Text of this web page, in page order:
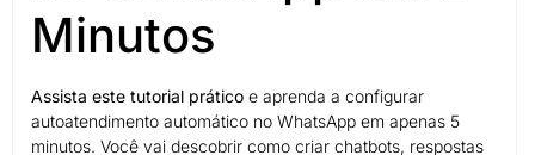
Minutos
Assista este tutorial prático e aprenda a configurar
autoatendimento automático no WhatsApp em apenas 5
minutos. Você vai descobrir como criar chatbots, respostas